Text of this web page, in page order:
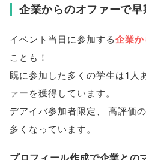
企業からのオファーで早
イベント当日に参加する企業
ことも！
既に参加した多くの学生は1人
ァーを獲得しています。
デアイバ参加者限定
高評価
多くなっています。